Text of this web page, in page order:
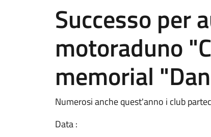
Successo per
motoraduno
memorial
Numerosi anche quest'anno i club
Data :